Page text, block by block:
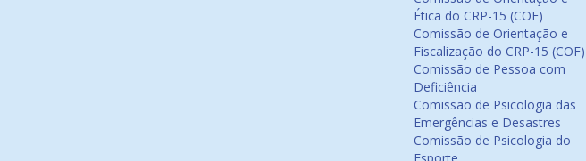
Ética do CRP-15 (COE)
Comissão de Orientação e
Fiscalização do CRP-15 (COF)
Comissão de Pessoa com
Deficiência
Comissão de Psicologia das
Emergências e Desastres
Comissão de Psicologia do